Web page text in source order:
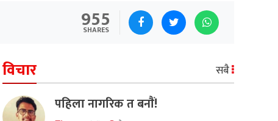
955
SHARES
विचार सबै
पहिला नागरिक त बनाैं!